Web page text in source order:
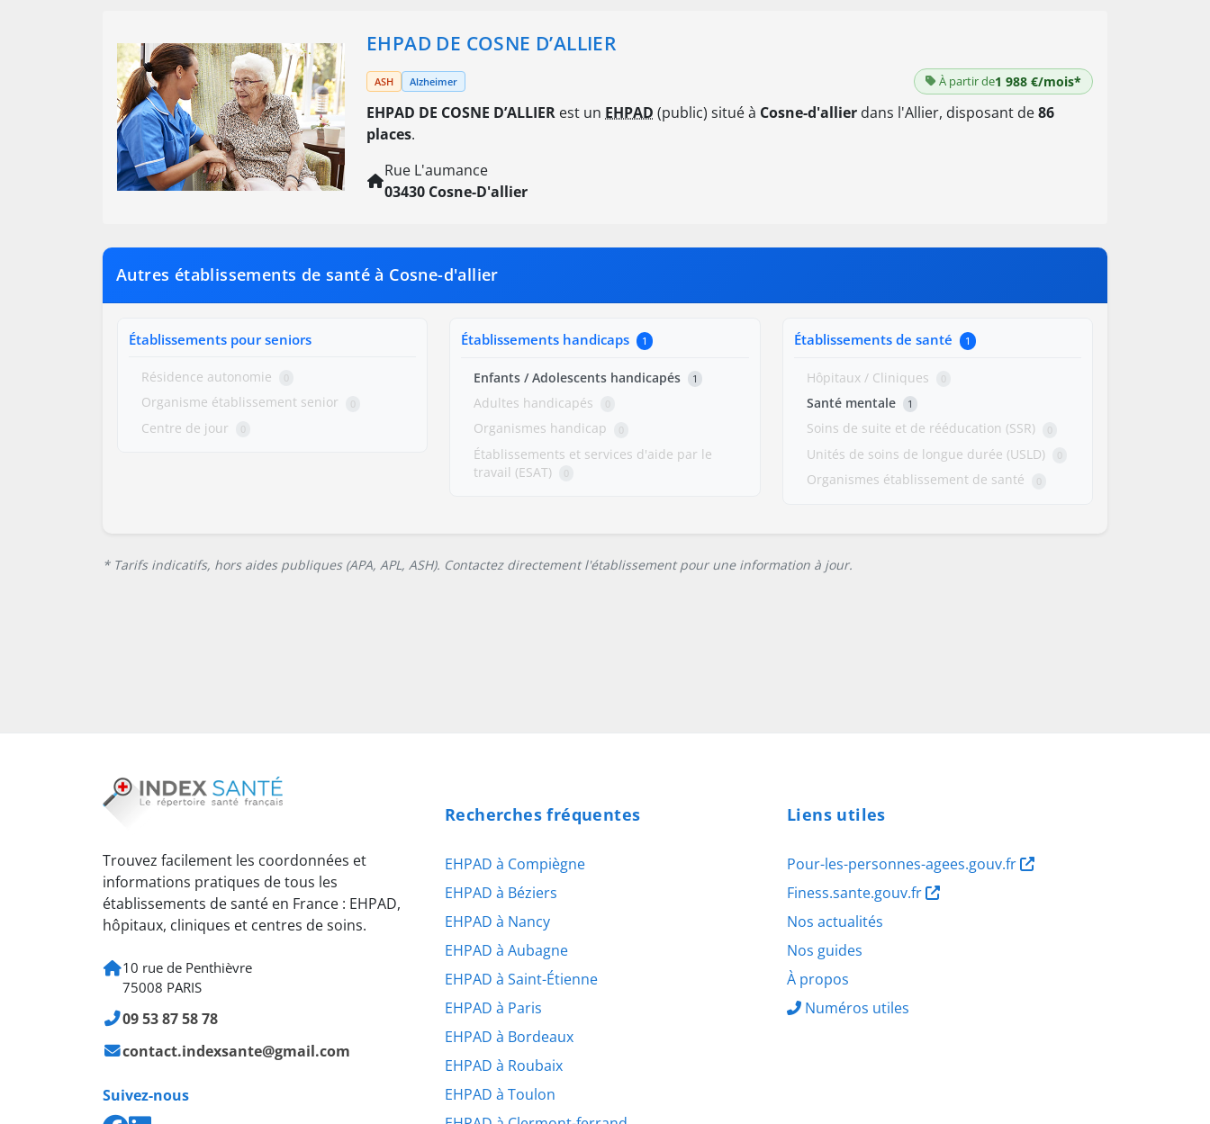
EHPAD DE COSNE D’ALLIER
ASH Alzheimer À partir de1 988 €/mois*
EHPAD DE COSNE D’ALLIER est un EHPAD (public) situé à Cosne-d'allier dans l'Allier, disposant de86
places.
Rue L'aumance
03430 Cosne-D'allier
Autres établissements de santé à Cosne-d'allier
Établissements pour seniors
Résidence autonomie 0
Organisme établissement senior 0
Centre de jour 0
Établissements handicaps 1
Enfants / Adolescents handicapés 1
Adultes handicapés 0
Organismes handicap 0
Établissements et services d'aide par le
travail (ESAT)
0
Établissements de santé 1
Hôpitaux / Cliniques 0
Santé mentale 1
Soins de suite et de rééducation (SSR) 0
Unités de soins de longue durée (USLD) 0
Organismes établissement de santé 0
* Tarifs indicatifs, hors aides publiques (APA, APL, ASH). Contactez directement l'établissement pour une information à jour.
Trouvez facilement les coordonnées et
informations pratiques de tous les
établissements de santé en France : EHPAD,
hôpitaux, cliniques et centres de soins.
10 rue de Penthièvre
75008 PARIS
09 53 87 58 78
contact.indexsante@gmail.com
Suivez-nous
Recherches fréquentes
EHPAD à Compiègne
EHPAD à Béziers
EHPAD à Nancy
EHPAD à Aubagne
EHPAD à Saint-Étienne
EHPAD à Paris
EHPAD à Bordeaux
EHPAD à Roubaix
EHPAD à Toulon
Liens utiles
Pour-les-personnes-agees.gouv.fr
Finess.sante.gouv.fr
Nos actualités
Nos guides
À propos
Numéros utiles